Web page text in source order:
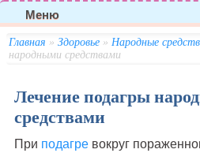
Меню
Главная » Здоровье» Народные
народными средствами
Лечение подагры
средствами
При подагревокруг